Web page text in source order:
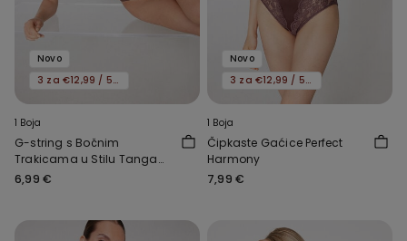
Novo
3 za €12,99 / 5 za €19,99
1 Boja
G-string s Bočnim
Trakicama u Stilu Tanga
Perfect Harmony
6,99 €
Novo
3 za €12,99 / 5 za €19,99
1 Boja
Čipkaste Gaćice Perfect
Harmony
7,99 €